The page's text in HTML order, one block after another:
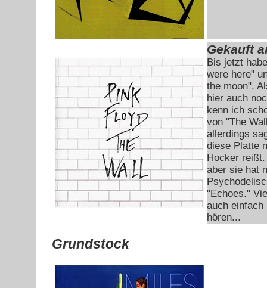
Gekauft
Bis jetzt
were here"
the moon".
hier auch
kenn ich
von "The
allerdings
diese Platte
Hocker
aber sie hat
"Echoes."
auch einfach
hören...
Grundstock